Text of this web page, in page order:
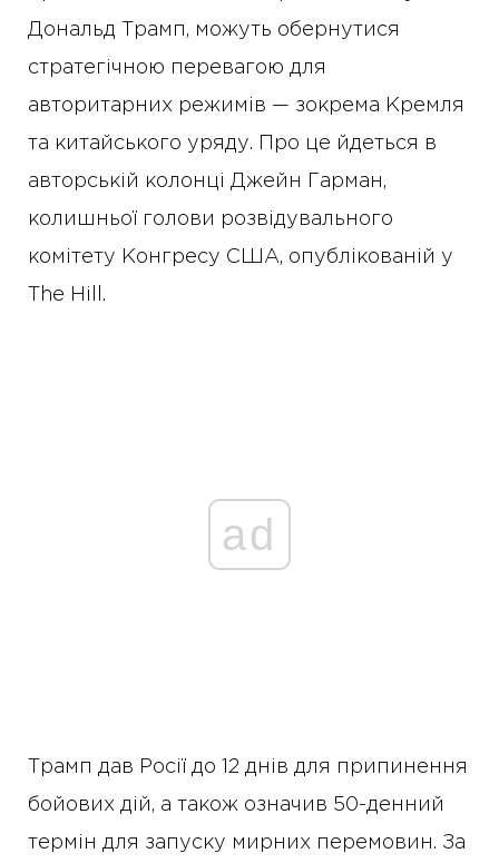
Дональд Трамп, можуть обернутися
стратегічною перевагою для
авторитарних режимів — зокрема Кремля
та китайського уряду. Про це йдеться в
авторській колонці Джейн Гарман,
колишньої голови розвідувального
комітету Конгресу США, опублікованій у
The Hill.
ad
Трамп дав Росії до 12 днів для припинення
бойових дій, а також означив 50-денний
термін для запуску мирних перемовин. За